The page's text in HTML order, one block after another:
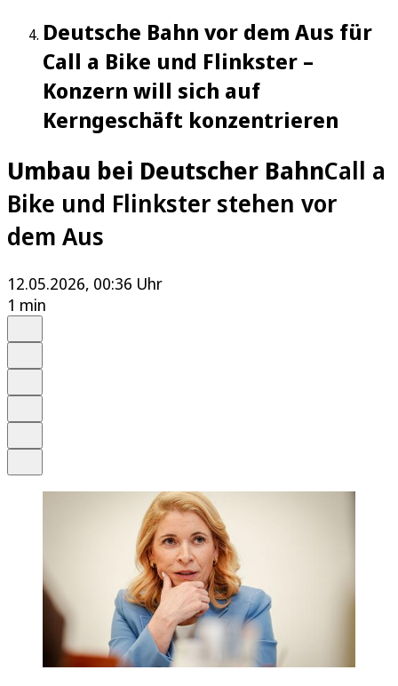
Deutsche Bahn vor dem Aus für
Call a Bike und Flinkster –
Konzern will sich auf
Kerngeschäft konzentrieren
Umbau bei Deutscher BahnCall a
Bike und Flinkster stehen vor
dem Aus
12.05.2026, 00:36 Uhr
1 min